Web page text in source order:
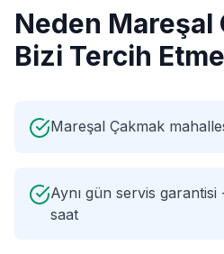
Neden Mareşal
Bizi Tercih
Mareşal Çakmak
Aynı gün servis
saat